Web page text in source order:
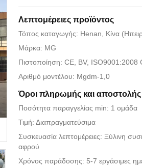
Λεπτομέρειες προϊόντος
Τόπος καταγωγής: Henan, Κίνα
Μάρκα: MG
Πιστοποίηση: CE, BV, ISO9001:2008
Αριθμό μοντέλου: Mgdm-1,0
Όροι πληρωμής και αποστολής
Ποσότητα παραγγελίας min: 1 ομάδα
Τιμή: Διαπραγματεύσιμα
Συσκευασία λεπτομέρειες: Ξύλινη
αφρού
Χρόνος παράδοσης: 5-7 εργάσιμες